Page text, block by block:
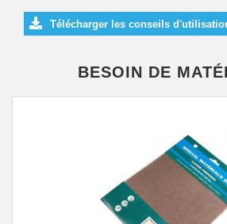
Télécharger les conseils
BESOIN DE